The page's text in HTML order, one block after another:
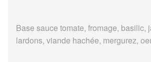
Base sauce tomate, fromage, basilic,
lardons, viande hachée, mergurez,